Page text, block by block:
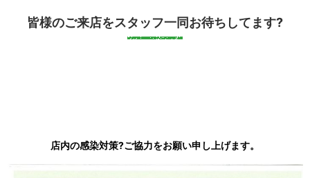
皆様のご来店をスタッフ一同お待ちしてます?
店内の感染対策?ご協力をお願い申し上げます。